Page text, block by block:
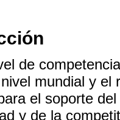
de
mundial y el
el soporte
y de la